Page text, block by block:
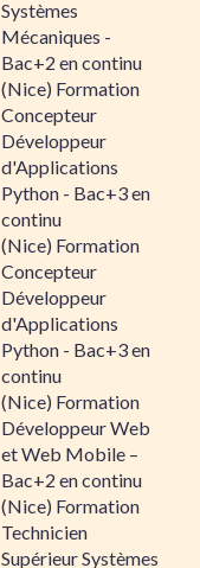
Systèmes
Mécaniques -
Bac+2 en continu
(Nice) Formation
Concepteur
Développeur
d'Applications
Python - Bac+3 en
continu
(Nice) Formation
Concepteur
Développeur
d'Applications
Python - Bac+3 en
continu
(Nice) Formation
Développeur Web
et Web Mobile –
Bac+2 en continu
(Nice) Formation
Technicien
Supérieur Systèmes